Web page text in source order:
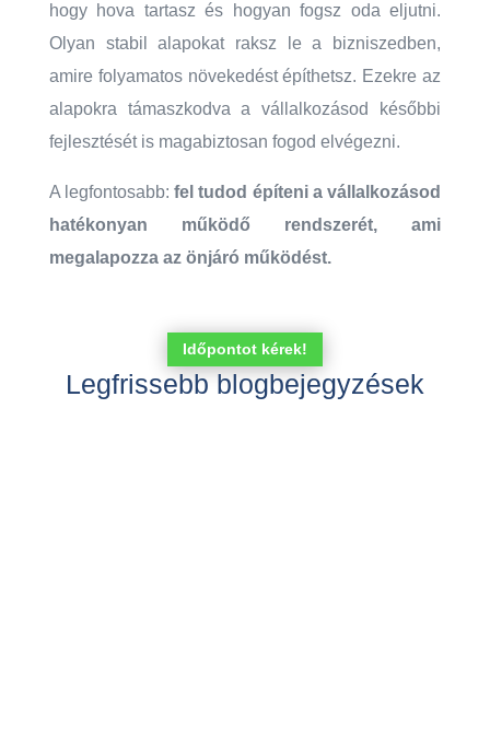
hogy hova tartasz és hogyan fogsz oda eljutni.
Olyan stabil alapokat raksz le a bizniszedben,
amire folyamatos növekedést építhetsz. Ezekre az
alapokra támaszkodva a vállalkozásod későbbi
fejlesztését is magabiztosan fogod elvégezni.
A legfontosabb:fel tudod építeni a vállalkozásod
hatékonyan működő rendszerét, ami
megalapozza az önjáró működést.
Időpontot kérek!
Legfrissebb blogbejegyzések